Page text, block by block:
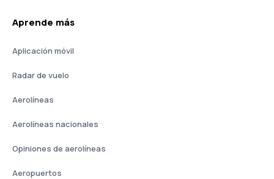
Aprende más
Aplicación móvil
Radar de vuelo
Aerolíneas
Aerolíneas nacionales
Opiniones de aerolíneas
Aeropuertos